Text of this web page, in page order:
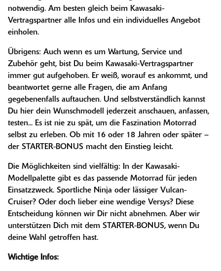
notwendig. Am besten gleich beim Kawasaki-
Vertragspartner alle Infos und ein individuelles Angebot
einholen.
Übrigens: Auch wenn es um Wartung, Service und
Zubehör geht, bist Du beim Kawasaki-Vertragspartner
immer gut aufgehoben. Er weiß, worauf es ankommt, und
beantwortet gerne alle Fragen, die am Anfang
gegebenenfalls auftauchen. Und selbstverständlich kannst
Du hier dein Wunschmodell jederzeit anschauen, anfassen,
testen... Es ist nie zu spät, um die Faszination Motorrad
selbst zu erleben. Ob mit 16 oder 18 Jahren oder später –
der STARTER-BONUS macht den Einstieg leicht.
Die Möglichkeiten sind vielfältig: In der Kawasaki-
Modellpalette gibt es das passende Motorrad für jeden
Einsatzzweck. Sportliche Ninja oder lässiger Vulcan-
Cruiser? Oder doch lieber eine wendige Versys? Diese
Entscheidung können wir Dir nicht abnehmen. Aber wir
unterstützen Dich mit dem STARTER-BONUS, wenn Du
deine Wahl getroffen hast.
Wichtige Infos: